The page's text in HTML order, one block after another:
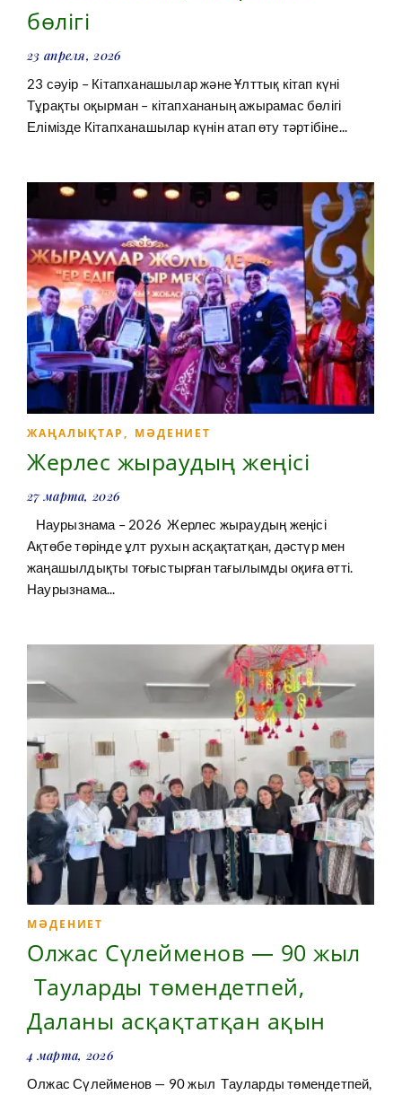
бөлігі
23 апреля, 2026
23 сәуір – Кітапханашылар және Ұлттық кітап күні
Тұрақты оқырман – кітапхананың ажырамас бөлігі
Елімізде Кітапханашылар күнін атап өту тәртібіне...
ЖАҢАЛЫҚТАР, МӘДЕНИЕТ
Жерлес жыраудың жеңісі
27 марта, 2026
Наурызнама – 2026 Жерлес жыраудың жеңісі
Ақтөбе төрінде ұлт рухын асқақтатқан, дәстүр мен
жаңашылдықты тоғыстырған тағылымды оқиға өтті.
Наурызнама...
МӘДЕНИЕТ
Олжас Сүлейменов — 90 жыл
Тауларды төмендетпей,
Даланы асқақтатқан ақын
4 марта, 2026
Олжас Сүлейменов — 90 жыл Тауларды төмендетпей,